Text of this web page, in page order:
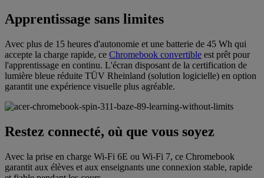
Apprentissage sans limites
Avec plus de 15 heures d'autonomie et une batterie de 45 Wh qui
accepte la charge rapide, ce Chromebook convertible est prêt pour
l'apprentissage en continu. L'écran disposant de la certification de
lumière bleue réduite TÜV Rheinland (solution logicielle) en option
garantit une expérience visuelle plus agréable.
Restez connecté, où que vous soyez
Avec la prise en charge Wi-Fi 6E ou Wi-Fi 7, ce Chromebook
garantit aux élèves et aux enseignants une connexion stable, rapide